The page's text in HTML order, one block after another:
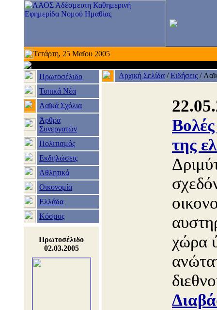
Τετάρτη, 25 Μαϊου 2005
Πρωτοσέλιδο
Τοπικά Νέα
Λαϊκά Σχόλια
Άρθρα
Συνεργατών
Πολιτισμός
Εκδηλώσεις
Αθλητικά
Οικονομία
Ελλάδα
Κόσμος
Πρωτοσέλιδο
02.03.2005
Αρχική Σελίδα /Ειδήσεις /
της
χώρα